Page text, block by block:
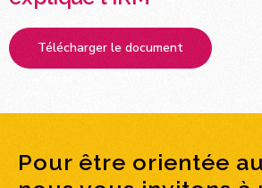
Télécharger le document
Pour être orientée